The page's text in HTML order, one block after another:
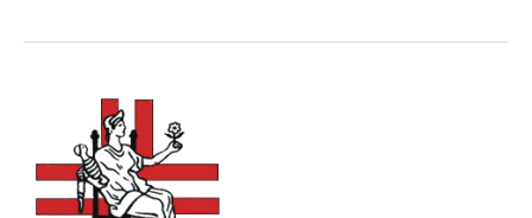
Preparazione
Giubilare
2025